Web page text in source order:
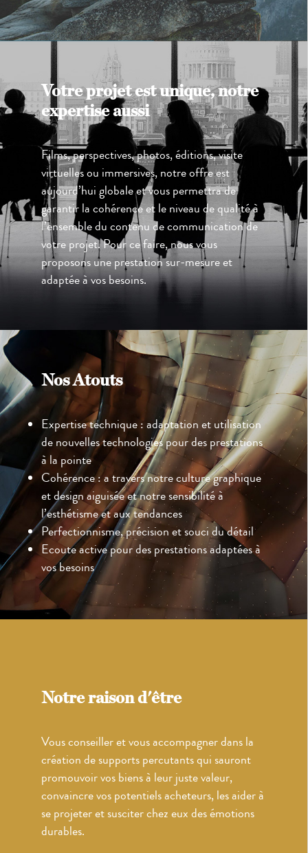
Votre projet est unique, notre
expertise aussi
Films, perspectives, photos, éditions, visite
virtuelles ou immersives, notre offre est
aujourd’hui globale et vous permettra de
garantir la cohérence et le niveau de qualité à
l’ensemble du contenu de communication de
votre projet. Pour ce faire, nous vous
proposons une prestation sur-mesure et
adaptée à vos besoins.
Nos Atouts
Expertise technique : adaptation et utilisation
de nouvelles technologies pour des prestations
à la pointe
Cohérence : a travers notre culture graphique
et design aiguisée et notre sensibilité à
l’esthétisme et aux tendances
Perfectionnisme, précision et souci du détail
Ecoute active pour des prestations adaptées à
vos besoins
Notre raison d'être
Vous conseiller et vous accompagner dans la
création de supports percutants qui sauront
promouvoir vos biens à leur juste valeur,
convaincre vos potentiels acheteurs, les aider à
se projeter et susciter chez eux des émotions
durables.